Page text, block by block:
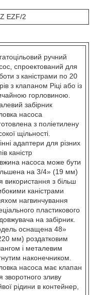
EZF/2
ручний
спроектований для
з каністрами по 20
з клапаном Ріці або із
горловиною.
забірник
насоса
з поліетилену
щільності.
адаптери для різних
каністр
насоса може бути
на 3/4» (19 мм)
використання з більш
каністрами
нагвинчування
пластикового
на забірник.
оснащена 48»
мм) роздатковим
і металевим
наконечником.
насоса має клапан
зворотного зливу
рідини в контейнер,